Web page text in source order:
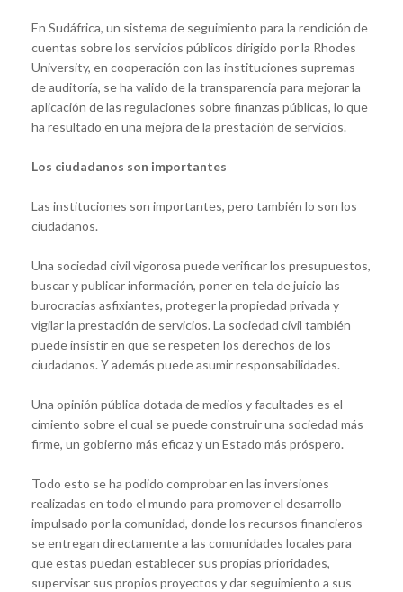
En Sudáfrica, un sistema de seguimiento para la rendición de
cuentas sobre los servicios públicos dirigido por la Rhodes
University, en cooperación con las instituciones supremas
de auditoría, se ha valido de la transparencia para mejorar la
aplicación de las regulaciones sobre finanzas públicas, lo que
ha resultado en una mejora de la prestación de servicios.
Los ciudadanos son importantes
Las instituciones son importantes, pero también lo son los
ciudadanos.
Una sociedad civil vigorosa puede verificar los presupuestos,
buscar y publicar información, poner en tela de juicio las
burocracias asfixiantes, proteger la propiedad privada y
vigilar la prestación de servicios. La sociedad civil también
puede insistir en que se respeten los derechos de los
ciudadanos. Y además puede asumir responsabilidades.
Una opinión pública dotada de medios y facultades es el
cimiento sobre el cual se puede construir una sociedad más
firme, un gobierno más eficaz y un Estado más próspero.
Todo esto se ha podido comprobar en las inversiones
realizadas en todo el mundo para promover el desarrollo
impulsado por la comunidad, donde los recursos financieros
se entregan directamente a las comunidades locales para
que estas puedan establecer sus propias prioridades,
supervisar sus propios proyectos y dar seguimiento a sus